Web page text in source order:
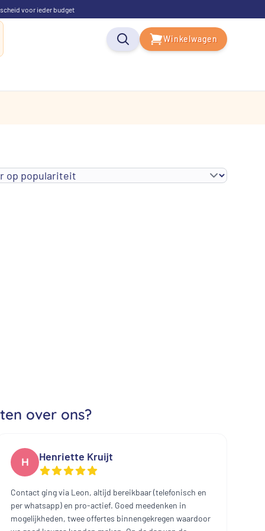
voor ieder budget
Winkelwagen
over ons?
H Henriette Kruijt
Contact ging via Leon, altijd bereikbaar (telefonisch en
per whatsapp) en pro-actief. Goed meedenken in
mogelijkheden, twee offertes binnengekregen waardoor